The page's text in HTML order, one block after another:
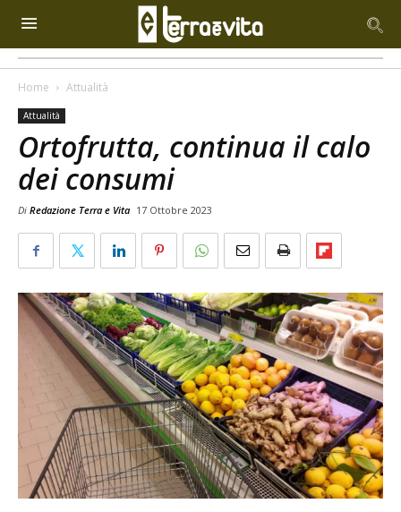
Home Attualità
Attualità
Ortofrutta, continua il calo
dei consumi
Di Redazione Terra e Vita 17 Ottobre 2023